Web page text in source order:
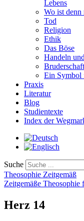
Lebens
Wo ist denn
Tod
Religion
Ethik
Das Böse
Handeln
Bruderschaft
Ein Symbol
Praxis
Literatur
Blog
Studientexte
Index der
Suche
Theosophie Zeitgemäß
Zeitgemäße
Herz 14